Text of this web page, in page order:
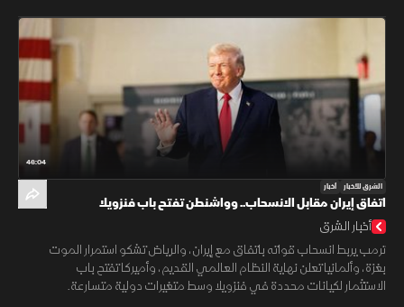
46:04
الشرق للأخبار أخبار
اتفاق إيران مقابل الانسحاب.. وواشنطن تفتح باب فنزويلا
أخبار الشرق
ترمب يربط انسحاب قواته باتفاق مع إيران، والرياض تشكو استمرار الموت
بغزة، وألمانيا تعلن نهاية النظام العالمي القديم، وأميركا تفتح باب
الاستثمار لكيانات محددة في فنزويلا وسط متغيرات دولية متسارعة.